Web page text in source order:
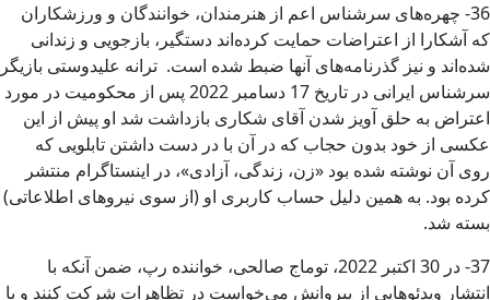
36- چهره‌های سرشناس اعم از هنرمندان، خوانندگان و ورزشکاران
که آشکارا از اعتراضات حمایت کرده‌اند دستگیر، بازجویی و زندانی
شده‌اند و نیز گذرنامه‌های آنها ضبط شده است. ترانه علیدوستی بازیگر
سرشناس ایرانی در تاریخ 17 دسامبر 2022 پس از محکومیت در مورد
اعتراض به حلق آویز شدن آقای شکاری بازداشت شد او پیش از این
عکسی از خود بدون حجاب که در آن با در دست داشتن تابلویی که
روی آن نوشته شده بود «زن، زندگی، آزادی»، در اینستاگرام منتشر
کرده بود. به همین دلیل حساب کاربری او (از سوی نیروهای اطلاعاتی)
بسته شد.
37- در 30 اکتبر 2022، توماج صالحی، خواننده رپ، ضمن آنکه با
انتشار ویدئوهایی از پیروانش می‌خواست در تظاهرات شرکت کنند و با